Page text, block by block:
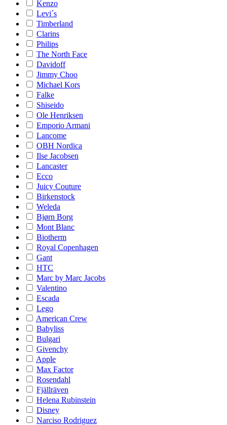
Kenzo
Levi´s
Timberland
Clarins
Philips
The North Face
Davidoff
Jimmy Choo
Michael Kors
Falke
Shiseido
Ole Henriksen
Emporio Armani
Lancome
OBH Nordica
Ilse Jacobsen
Lancaster
Ecco
Juicy Couture
Birkenstock
Weleda
Bjørn Borg
Mont Blanc
Biotherm
Royal Copenhagen
Gant
HTC
Marc by Marc Jacobs
Valentino
Escada
Lego
American Crew
Babyliss
Bulgari
Givenchy
Apple
Max Factor
Rosendahl
Fjällräven
Helena Rubinstein
Disney
Narciso Rodriguez